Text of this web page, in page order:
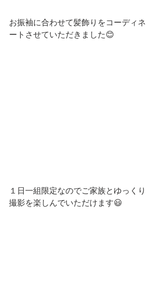
お振袖に合わせて髪飾りをコーディネ
ートさせていただきました😊
１日一組限定なのでご家族とゆっくり
撮影を楽しんでいただけます😃